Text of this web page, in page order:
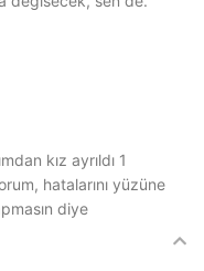
kız ayrıldı 1
hatalarını yüzüne
diye